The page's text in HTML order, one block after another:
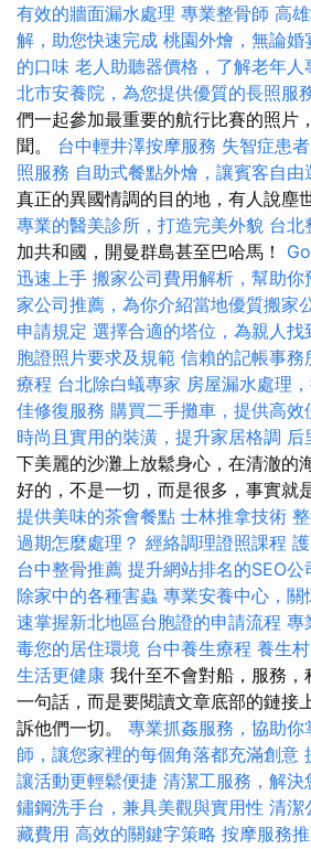
有效的牆面漏水處理 專業整骨師 高
解，助您快速完成 桃園外燴，無論婚
的口味 老人助聽器價格，了解老年人
北市安養院，為您提供優質的長照服
們一起參加最重要的航行比賽的照片
聞。 台中輕井澤按摩服務 失智症患
照服務 自助式餐點外燴，讓賓客自由
真正的異國情調的目的地，有人說塵
專業的醫美診所，打造完美外貌 台北
加共和國，開曼群島甚至巴哈馬！
迅速上手 搬家公司費用解析，幫助你
家公司推薦，為你介紹當地優質搬家
申請規定 選擇合適的塔位，為親人
胞證照片要求及規範 信賴的記帳事務
療程 台北除白蟻專家 房屋漏水處理
佳修復服務 購買二手攤車，提供高
時尚且實用的裝潢，提升家居格調 后
下美麗的沙灘上放鬆身心，在清澈的
好的，不是一切，而是很多，事實就
提供美味的茶會餐點 士林推拿技術
過期怎麼處理？ 經絡調理證照課程
台中整骨推薦 提升網站排名的SEO公
除家中的各種害蟲 專業安養中心，
速掌握新北地區台胞證的申請流程 專
毒您的居住環境 台中養生療程 養生
生活更健康 我什至不會對船，服務
一句話，而是要閱讀文章底部的鏈接
訴他們一切。 專業抓姦服務，協助你
師，讓您家裡的每個角落都充滿創意
讓活動更輕鬆便捷 清潔工服務，解
鏽鋼洗手台，兼具美觀與實用性 清潔
藏費用 高效的關鍵字策略 按摩服務